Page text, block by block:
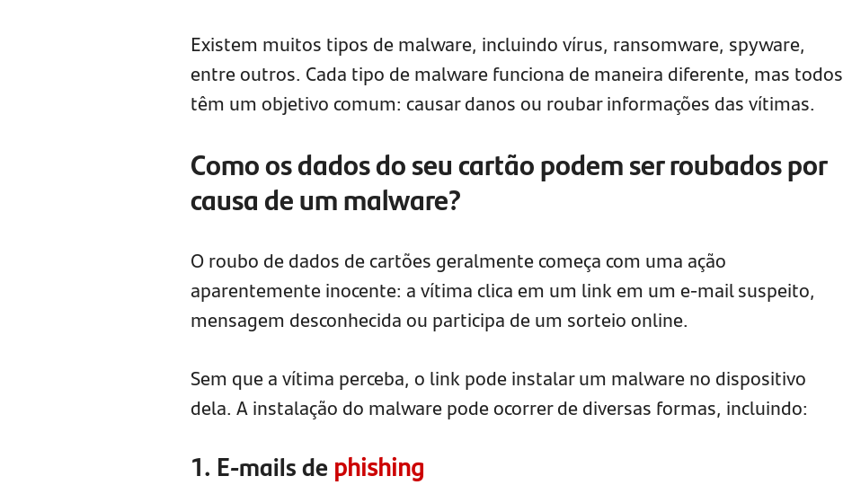
Existem muitos tipos de malware, incluindo vírus, ransomware, spyware,
entre outros. Cada tipo de malware funciona de maneira diferente, mas todos
têm um objetivo comum: causar danos ou roubar informações das vítimas.
Como os dados do seu cartão podem ser roubados por
causa de um malware?
O roubo de dados de cartões geralmente começa com uma ação
aparentemente inocente: a vítima clica em um link em um e-mail suspeito,
mensagem desconhecida ou participa de um sorteio online.
Sem que a vítima perceba, o link pode instalar um malware no dispositivo
dela. A instalação do malware pode ocorrer de diversas formas, incluindo:
1. E-mails de phishing